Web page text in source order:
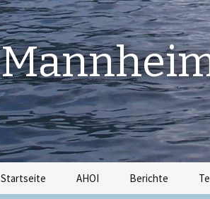
Startseite AHOI Berichte